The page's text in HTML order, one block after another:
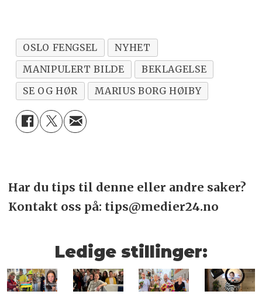
OSLO FENGSEL
NYHET
MANIPULERT BILDE
BEKLAGELSE
SE OG HØR
MARIUS BORG HØIBY
Har du tips til denne eller andre saker?
Kontakt oss på: tips@medier24.no
Ledige stillinger: